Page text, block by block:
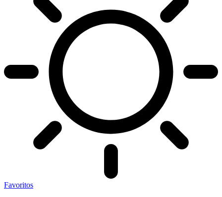
Favoritos